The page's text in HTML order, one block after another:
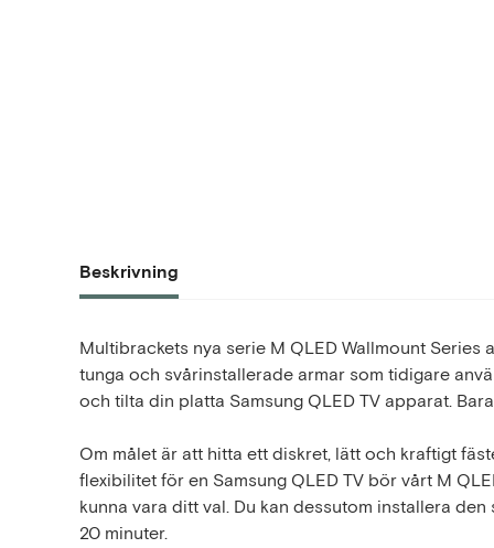
Beskrivning
Multibrackets nya serie M QLED Wallmount Series
tunga och svårinstallerade armar som tidigare
och tilta din platta Samsung QLED TV apparat.
Om målet är att hitta ett diskret, lätt och kraftigt
flexibilitet för en Samsung QLED TV bör vårt M
kunna vara ditt val. Du kan dessutom installera den
20 minuter.